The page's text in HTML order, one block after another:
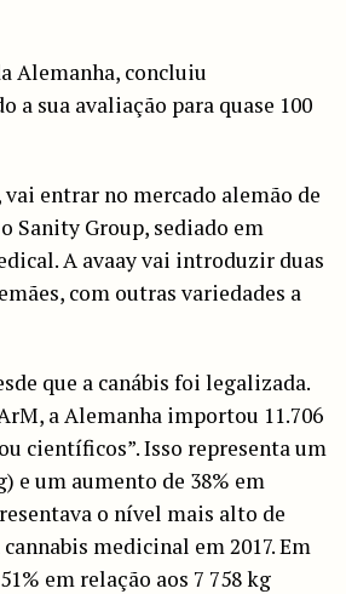
Alemanha, concluiu
a sua avaliação para quase 100
entrar no mercado alemão de
Sanity Group, sediado em
A avaay vai introduzir duas
com outras variedades a
que a canábis foi legalizada.
a Alemanha importou 11.706
científicos”. Isso representa um
e um aumento de 38% em
o nível mais alto de
medicinal em 2017. Em
em relação aos 7 758 kg